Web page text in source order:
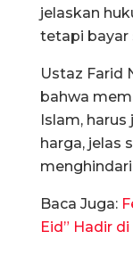
jelaskan
tetapi bayar
Ustaz Farid
bahwa
Islam, harus
harga, jelas
Baca Juga:
Eid” Hadir